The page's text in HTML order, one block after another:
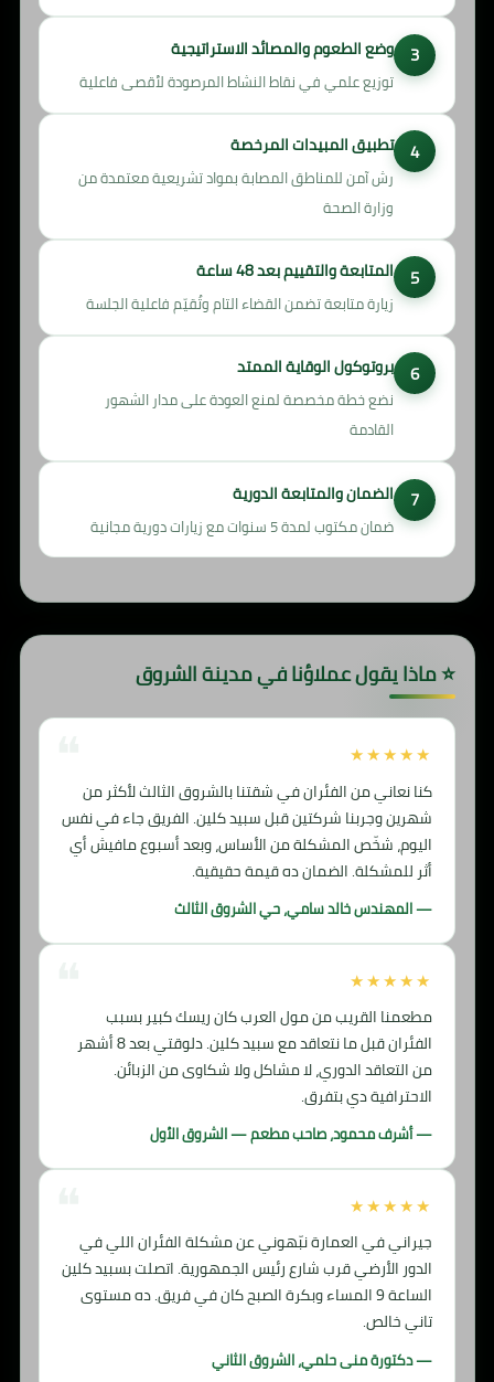
وضع الطعوم والمصائد الاستراتيجية
توزيع علمي في نقاط النشاط المرصودة لأقصى فاعلية
تطبيق المبيدات المرخصة
رش آمن للمناطق المصابة بمواد تشريعية معتمدة من
وزارة الصحة
المتابعة والتقييم بعد 48 ساعة
زيارة متابعة تضمن القضاء التام وتُقيّم فاعلية الجلسة
بروتوكول الوقاية الممتد
نضع خطة مخصصة لمنع العودة على مدار الشهور
القادمة
الضمان والمتابعة الدورية
ضمان مكتوب لمدة 5 سنوات مع زيارات دورية مجانية
⭐ ماذا يقول عملاؤنا في مدينة الشروق
★★★★★
كنا نعاني من الفئران في شقتنا بالشروق الثالث لأكثر من
شهرين وجربنا شركتين قبل سبيد كلين. الفريق جاء في نفس
اليوم، شخّص المشكلة من الأساس، وبعد أسبوع مافيش أي
أثر للمشكلة. الضمان ده قيمة حقيقية.
— المهندس خالد سامي، حي الشروق الثالث
★★★★★
مطعمنا القريب من مول العرب كان ريسك كبير بسبب
الفئران قبل ما نتعاقد مع سبيد كلين. دلوقتي بعد 8 أشهر
من التعاقد الدوري، لا مشاكل ولا شكاوى من الزبائن.
الاحترافية دي بتفرق.
— أشرف محمود، صاحب مطعم — الشروق الأول
★★★★★
جيراني في العمارة نبّهوني عن مشكلة الفئران اللي في
الدور الأرضي قرب شارع رئيس الجمهورية. اتصلت بسبيد كلين
الساعة 9 المساء وبكرة الصبح كان في فريق. ده مستوى
تاني خالص.
— دكتورة منى حلمي، الشروق الثاني